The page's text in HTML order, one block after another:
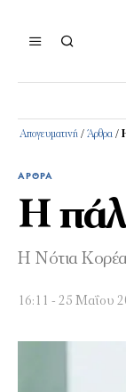
Απογευματινή / Άρθρα /
ΆΡΘΡΑ
Η
Η Νότια Κορέα
16:11 - 25 Μαΐου